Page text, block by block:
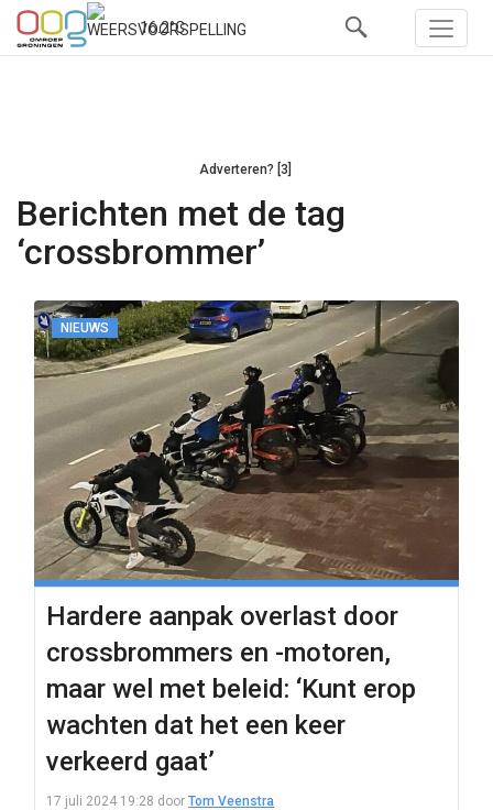
16.2°C
Adverteren? [3]
Berichten met de tag
‘crossbrommer’
NIEUWS
Hardere aanpak overlast door
crossbrommers en -motoren,
maar wel met beleid: ‘Kunt erop
wachten dat het een keer
verkeerd gaat’
17 juli 2024 19:28 door Tom Veenstra